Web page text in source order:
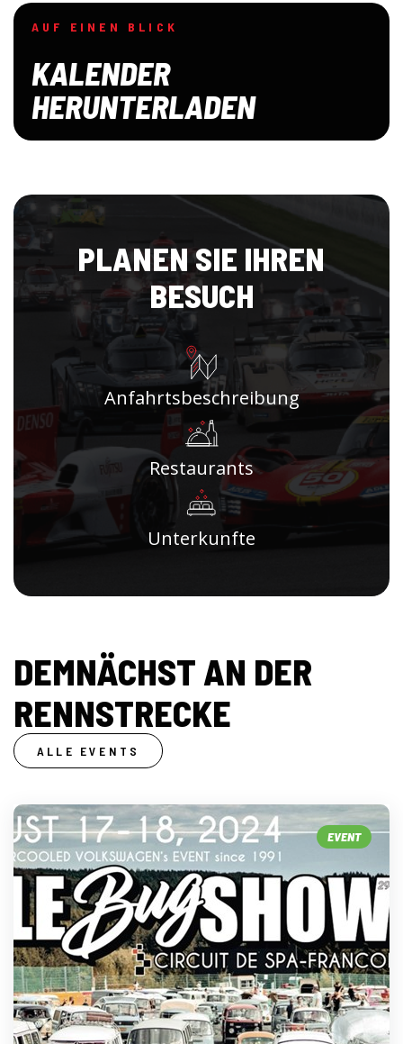
AUF EINEN BLICK
KALENDER
HERUNTERLADEN
PLANEN SIE IHREN
BESUCH
Anfahrtsbeschreibung
Restaurants
Unterkunfte
DEMNÄCHST AN DER
RENNSTRECKE
ALLE EVENTS
EVENT